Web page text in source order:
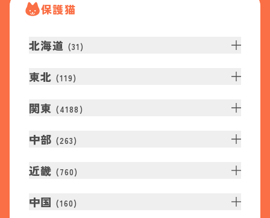
保護猫
北海道 (31 )
東北 (119)
関東 (4188 )
中部 (263)
近畿 (760)
中国 (160)